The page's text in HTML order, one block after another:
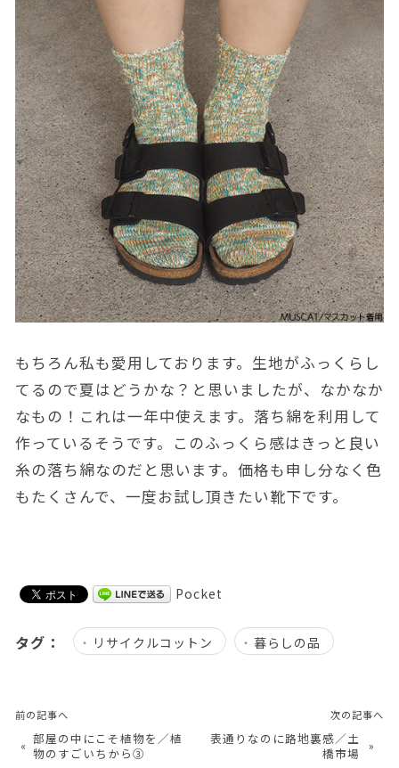
もちろん私も愛用しております。生地がふっくらし
てるので夏はどうかな？と思いましたが、なかなか
なもの！これは一年中使えます。落ち綿を利用して
作っているそうです。このふっくら感はきっと良い
糸の落ち綿なのだと思います。価格も申し分なく色
もたくさんで、一度お試し頂きたい靴下です。
Pocket
タグ： リサイクルコットン 暮らしの品
前の記事へ
« 部屋の中にこそ植物を／植
物のすごいちから③
次の記事へ
表通りなのに路地裏感／土
橋市場
»